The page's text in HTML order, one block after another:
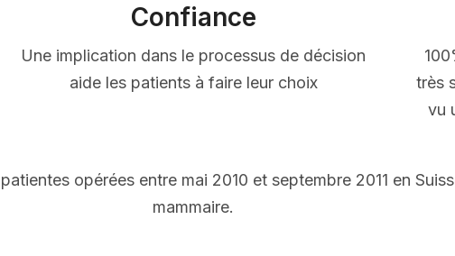
Confiance
Une implication dans le processus de décision
aide les patients à faire leur choix
très
vu
opérées entre mai 2010 et septembre 2011 en
mammaire.